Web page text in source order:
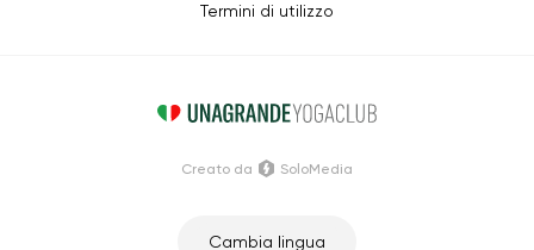
Termini di utilizzo
Cambia lingua
Creato da SoloMedia